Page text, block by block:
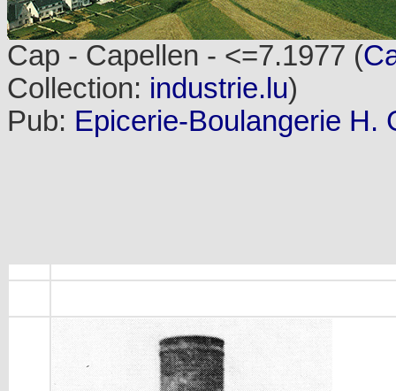
Cap - Capellen - <=7.1977 (
Collection: industrie.lu)
Pub: Epicerie-Boulangerie H.